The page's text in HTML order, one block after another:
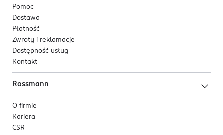
Pomoc
Dostawa
Płatność
Zwroty i reklamacje
Dostępność usług
Kontakt
Rossmann
O firmie
Kariera
CSR